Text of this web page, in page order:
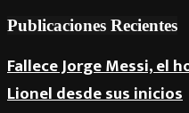
Publicaciones Recientes
Fallece Jorge Messi, el
Lionel desde sus inicios